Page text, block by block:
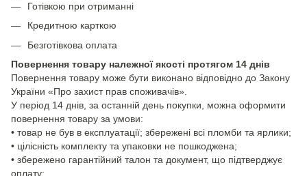
Готівкою при отриманні
Кредитною карткою
Безготівкова оплата
Повернення товару належної якості протягом 14 днів
Повернення товару може бути виконано відповідно до Закону
України «Про захист прав споживачів».
У період 14 днів, за останній день покупки, можна оформити
повернення товару за умови:
• товар не був в експлуатації; збережені всі пломби та ярлики;
• цілісність комплекту та упаковки не пошкоджена;
• збережено гарантійний талон та документ, що підтверджує
оплату;